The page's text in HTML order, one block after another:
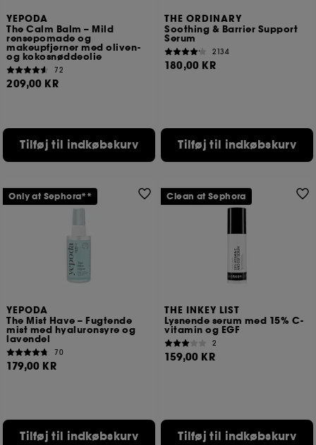
YEPODA
The Calm Balm – Mild
rensepomade og
makeupfjerner med oliven-
og kokosnøddeolie
72
209,00 KR
Tilføj til indkøbskurv
THE ORDINARY
Soothing & Barrier Support
Serum
2134
180,00 KR
Tilføj til indkøbskurv
YEPODA
The Mist Have – Fugtende
mist med hyaluronsyre og
lavendel
70
179,00 KR
Tilføj til indkøbskurv
Only at Sephora**
THE INKEY LIST
Lysnende serum med 15% C-
vitamin og EGF
2
159,00 KR
Tilføj til indkøbskurv
Clean at Sephora